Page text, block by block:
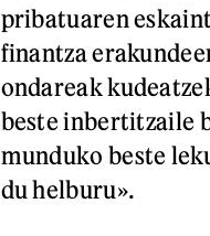
pribatuaren
finantza
ondareak
beste inbertitzaile
munduko beste
du helburu».